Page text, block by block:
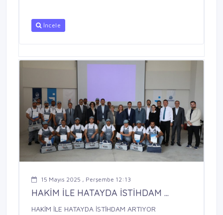
İncele
15 Mayıs 2025 , Perşembe 12:13
HAKİM İLE HATAYDA İSTİHDAM ...
HAKİM İLE HATAYDA İSTİHDAM ARTIYOR